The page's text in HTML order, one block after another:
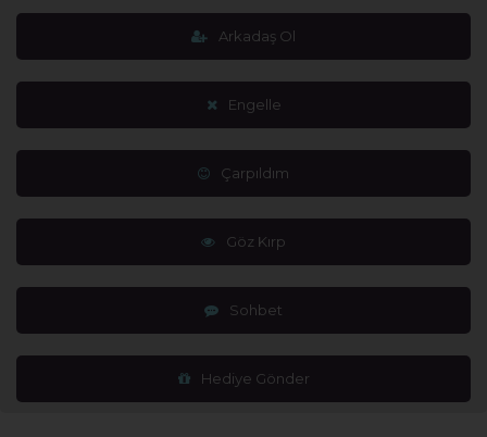
Arkadaş Ol
Engelle
Çarpıldım
Göz Kırp
Sohbet
Hediye Gönder